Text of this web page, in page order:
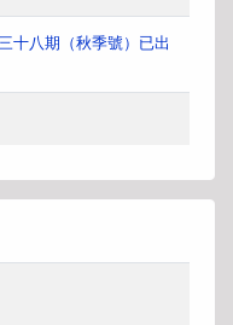
十八期（秋季號）已出